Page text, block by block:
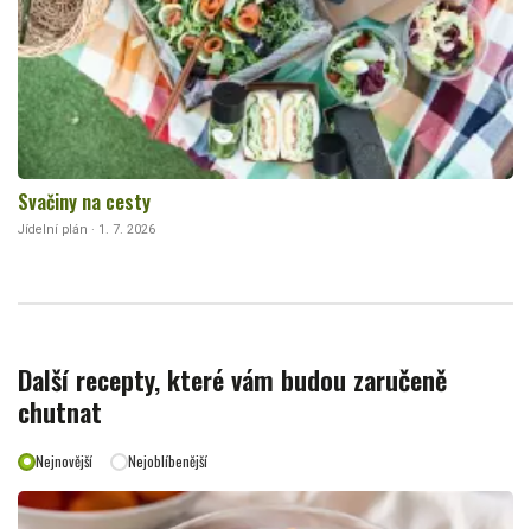
Svačiny na cesty
Jídelní plán · 1. 7. 2026
Další recepty, které vám budou zaručeně
chutnat
Nejnovější Nejoblíbenější